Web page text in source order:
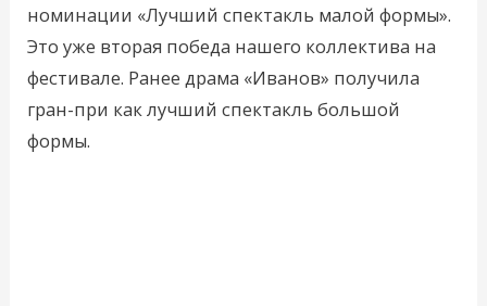
номинации «Лучший спектакль малой формы».
Это уже вторая победа нашего коллектива на
фестивале. Ранее драма «Иванов» получила
гран-при как лучший спектакль большой
формы.